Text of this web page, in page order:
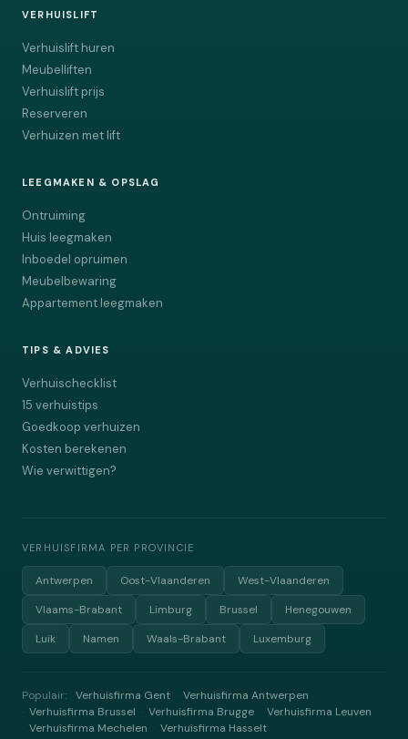
VERHUISLIFT
Verhuislift huren
Meubelliften
Verhuislift prijs
Reserveren
Verhuizen met lift
LEEGMAKEN & OPSLAG
Ontruiming
Huis leegmaken
Inboedel opruimen
Meubelbewaring
Appartement leegmaken
TIPS & ADVIES
Verhuischecklist
15 verhuistips
Goedkoop verhuizen
Kosten berekenen
Wie verwittigen?
VERHUISFIRMA PER PROVINCIE
Antwerpen Oost-Vlaanderen
West-Vlaanderen
Vlaams-Brabant
Limburg Brussel
Henegouwen
Luik
Namen Waals-Brabant Luxemburg
Populair: Verhuisfirma Gent Verhuisfirma Antwerpen
Verhuisfirma Brussel Verhuisfirma Brugge Verhuisfirma Leuven
Verhuisfirma Mechelen Verhuisfirma Hasselt